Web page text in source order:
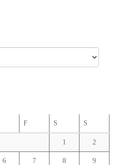
F S S
1 2
6 7 8 9